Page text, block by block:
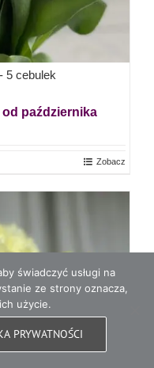
5 cebulek
od października
Zobacz
świadczyć usługi na
ze strony oznacza,
użycie.
PRYWATNOŚCI